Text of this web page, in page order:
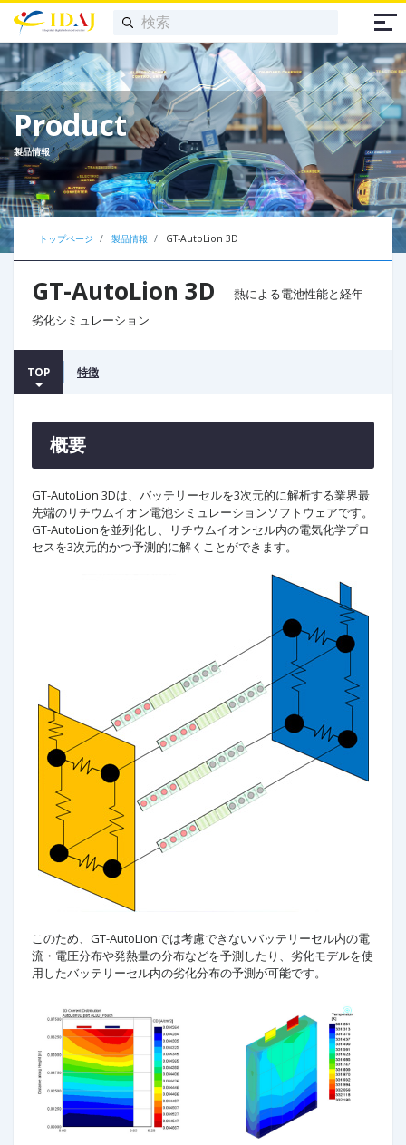
Product
製品情報
トップページ 製品情報 GT-AutoLion 3D
GT-AutoLion 3D
熱による電池性能と経年
劣化シミュレーション
TOP 特徴
概要
GT-AutoLion 3Dは、バッテリーセルを3次元的に解析する業界最
先端のリチウムイオン電池シミュレーションソフトウェアです。
GT-AutoLionを並列化し、リチウムイオンセル内の電気化学プロ
セスを3次元的かつ予測的に解くことができます。
このため、GT-AutoLionでは考慮できないバッテリーセル内の電
流・電圧分布や発熱量の分布などを予測したり、劣化モデルを使
用したバッテリーセル内の劣化分布の予測が可能です。